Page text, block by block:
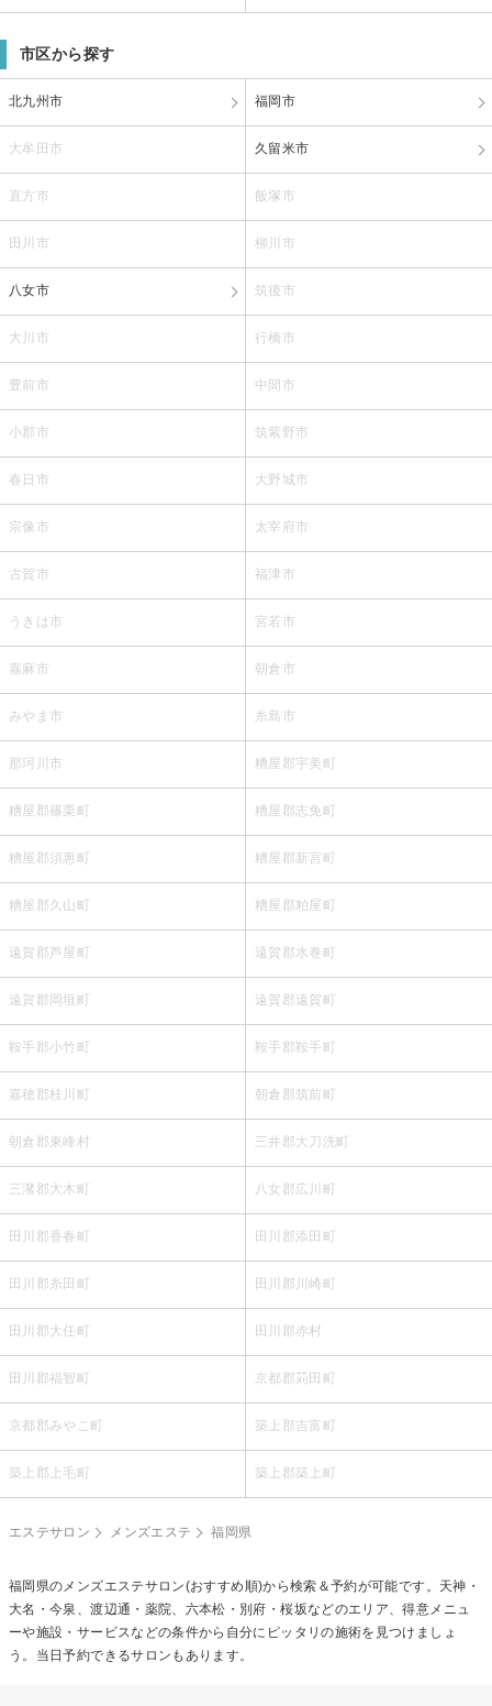
市区から探す
北九州市 福岡市
大牟田市 久留米市
直方市 飯塚市
田川市 柳川市
八女市 筑後市
大川市 行橋市
豊前市 中間市
小郡市 筑紫野市
春日市 大野城市
宗像市 太宰府市
古賀市 福津市
うきは市 宮若市
嘉麻市 朝倉市
みやま市 糸島市
那珂川市 糟屋郡宇美町
糟屋郡篠栗町 糟屋郡志免町
糟屋郡須惠町 糟屋郡新宮町
糟屋郡久山町 糟屋郡粕屋町
遠賀郡芦屋町 遠賀郡水巻町
遠賀郡岡垣町 遠賀郡遠賀町
鞍手郡小竹町 鞍手郡鞍手町
嘉穂郡桂川町 朝倉郡筑前町
朝倉郡東峰村 三井郡大刀洗町
三潴郡大木町 八女郡広川町
田川郡香春町 田川郡添田町
田川郡糸田町 田川郡川崎町
田川郡大任町 田川郡赤村
田川郡福智町 京都郡苅田町
京都郡みやこ町 築上郡吉富町
築上郡上毛町 築上郡築上町
エステサロン メンズエステ 福岡県
福岡県のメンズエステサロン(おすすめ順)から検索＆予約が可能です。天神・
大名・今泉、渡辺通・薬院、六本松・別府・桜坂などのエリア、得意メニュ
ーや施設・サービスなどの条件から自分にピッタリの施術を見つけましょ
う。当日予約できるサロンもあります。